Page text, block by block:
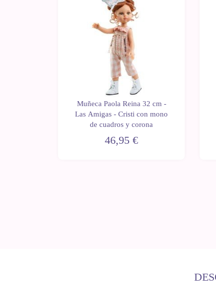
Muñeca Paola Reina 32 cm -
Las Amigas - Cristi con mono
de cuadros y corona
46,95 €